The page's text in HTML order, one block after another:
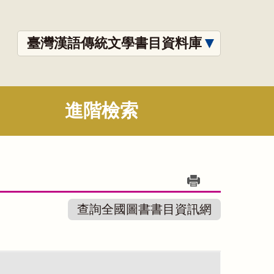
臺灣漢語傳統文學書目資料庫
進階檢索
查詢全國圖書書目資訊網